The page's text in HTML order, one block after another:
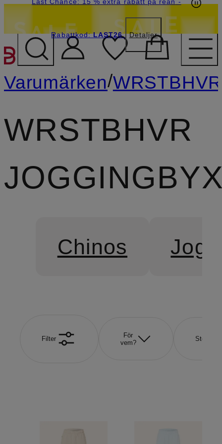
HOPPA TILL
Rabattkod:LAST26 Detaljer
Varumärken/WRSTBHVR
WRSTBHVR
Chinos
Filter
För
vem?
Storlek